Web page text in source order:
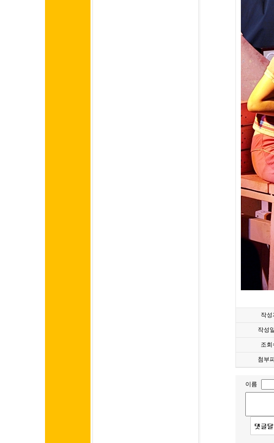
작성
작성
조회
첨부
이름